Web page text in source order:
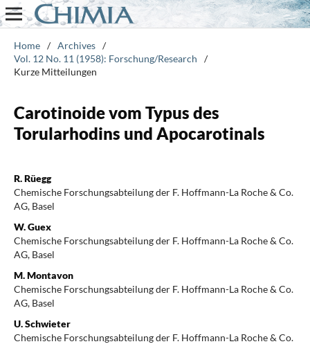
Home / Archives /
Vol. 12 No. 11 (1958): Forschung/Research
/
Kurze Mitteilungen
Carotinoide vom Typus des
Torularhodins und Apocarotinals
R. Rüegg
Chemische Forschungsabteilung der F. Hoffmann-La Roche & Co.
AG, Basel
W. Guex
Chemische Forschungsabteilung der F. Hoffmann-La Roche & Co.
AG, Basel
M. Montavon
Chemische Forschungsabteilung der F. Hoffmann-La Roche & Co.
AG, Basel
U. Schwieter
Chemische Forschungsabteilung der F. Hoffmann-La Roche & Co.